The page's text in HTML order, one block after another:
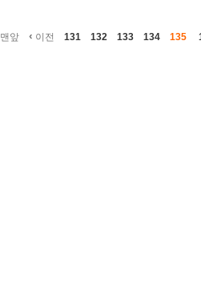
맨앞 ‹ 이전 131 132 133 134 135